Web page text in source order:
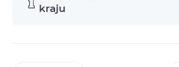
kraju